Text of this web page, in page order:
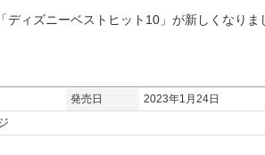
ディズニーベストヒット10」が新しくなりま
発売日
2023年1月24日